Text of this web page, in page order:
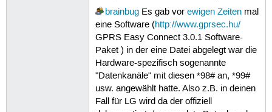
brainbugEs gab vor ewigen Zeitenmal
eine Software (http://www.gprsec.hu/
GPRS Easy Connect 3.0.1 Software-
Paket ) in der eine Datei abgelegt war die
Hardware-spezifisch sogenannte
"Datenkanäle" mit diesen *98# an, *99#
usw. angewählt hatte. Also z.B. in deinen
Fall für LG wird da der offiziell